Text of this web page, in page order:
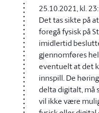
25.10.2021, kl.
Det tas sikte på
foregå fysisk på
imidlertid
gjennomføres
eventuelt at det
innspill. De
delta digitalt, må
vil ikke være